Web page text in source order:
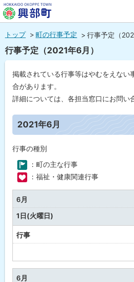
へ
北海道興部
町
HOKKAIDO OKOPPE TOWN
トップ 町の行事予定 行事予定（
行事予定（2021年6月）
掲載されている行事等はやむをえない
合があります。
詳細については、各担当窓口にお問い
ペ
ー
ジ
内
目
次
0
21
年
0
6
月
2021年6月
行事の種別
：町の主な行事
：福祉・健康関連行事
6月
1日(火曜日)
行事
定
な
6月